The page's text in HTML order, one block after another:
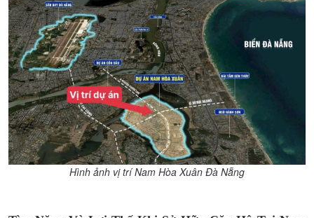
Hình ảnh vị trí Nam Hòa Xuân Đà Nẵng